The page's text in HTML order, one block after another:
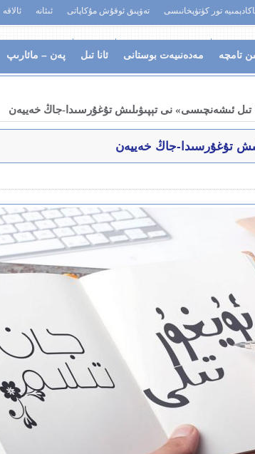
تور كۈتۈپخانىسى تەۋپىق ئوقۇش مۇكاپاتى ئىئانە ئالاقە
تامچە مەدەنىيەت بوستانى ئانا تىل پەن – مائارىپ
تىل ئىشەنچىسى» نى تېپىۋىلىش تۇغۇرسىدا-جاڭ خەييەن
تۇغۇرسىدا-جاڭ خەييەن